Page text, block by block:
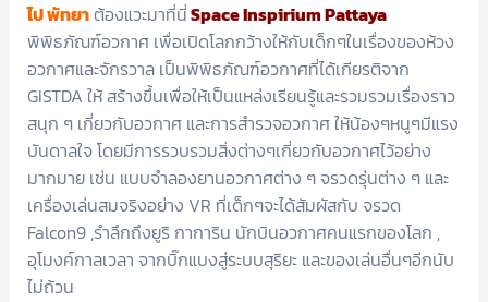
ไป พัทยาต้องแวะมาที่นี่Space Inspirium Pattaya
พิพิธภัณฑ์อวกาศ เพื่อเปิดโลกกว้างให้กับเด็กๆในเรื่องของห้วง
อวกาศและจักรวาล เป็นพิพิธภัณฑ์อวกาศที่ได้เกียรติจาก
GISTDA ให้ สร้างขึ้นเพื่อให้เป็นแหล่งเรียนรู้และรวมรวมเรื่องราว
สนุก ๆ เกี่ยวกับอวกาศ และการสำรวจอวกาศ ให้น้องๆหนูๆมีแรง
บันดาลใจ โดยมีการรวบรวมสิ่งต่างๆเกี่ยวกับอวกาศไว้อย่าง
มากมาย เช่น แบบจำลองยานอวกาศต่าง ๆ จรวดรุ่นต่าง ๆ และ
เครื่องเล่นสมจริงอย่าง VR ที่เด็กๆจะได้สัมผัสกับ จรวด
Falcon9 ,รำลึกถึงยูริ กาการิน นักบินอวกาศคนแรกของโลก ,
อุโมงค์กาลเวลา จากบิ๊กแบงสู่ระบบสุริยะ และของเล่นอื่นๆอีกนับ
ไม่ถ้วน